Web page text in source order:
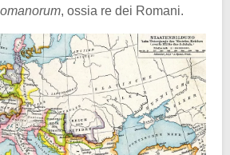
, ossia re dei Romani.